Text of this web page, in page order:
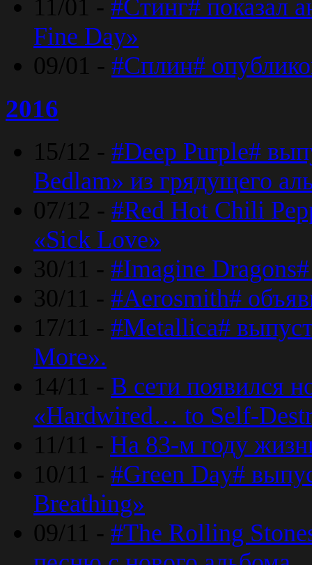
11/01 - #Стинг# показал
Fine Day»
09/01 - #Сплин#
2016
15/12 - #Deep Purple#
Bedlam» из грядущего
07/12 - #Red Hot Chili
«Sick Love»
30/11 - #Imagine
30/11 - #Aerosmith#
17/11 - #Metallica#
More».
14/11 - В сети появился
«Hardwired… to Self-
11/11 - На 83-м году
10/11 - #Green Day#
Breathing»
09/11 - #The Rolling